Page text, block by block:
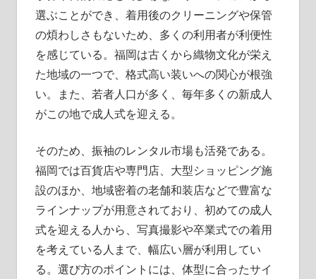
選ぶことができ、着用後のクリーニングや保管
の煩わしさもないため、多くの利用者が利便性
を感じている。福岡は古くから織物文化が栄え
た地域の一つで、格式高い装いへの関心が根強
い。また、若者人口が多く、毎年多くの新成人
がこの地で成人式を迎える。
そのため、振袖のレンタル市場も活発である。
福岡では百貨店や専門店、大型ショッピング施
設のほか、地域密着の老舗和装店などで豊富な
ラインナップが用意されており、初めての成人
式を迎える人から、写真撮影や卒業式での着用
を考えている人まで、幅広い層が利用してい
る。選び方のポイントには、体型に合ったサイ